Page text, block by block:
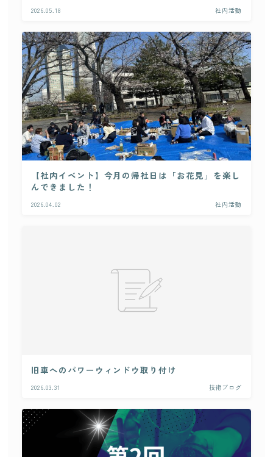
2026.05.18 社内活動
【社内イベント】今月の帰社日は「お花見」を楽し
んできました！
2026.04.02 社内活動
旧車へのパワーウィンドウ取り付け
2026.03.31 技術ブログ